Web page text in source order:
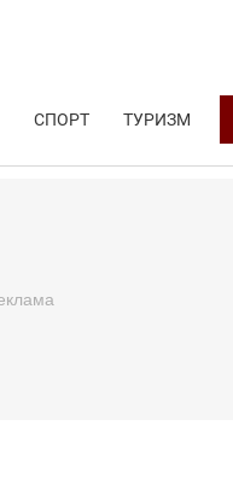
СПОРТ ТУРИЗМ